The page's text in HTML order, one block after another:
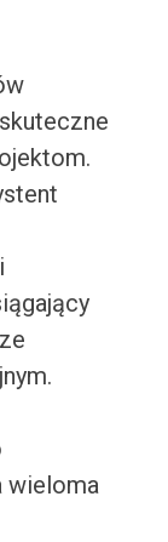
wieloma